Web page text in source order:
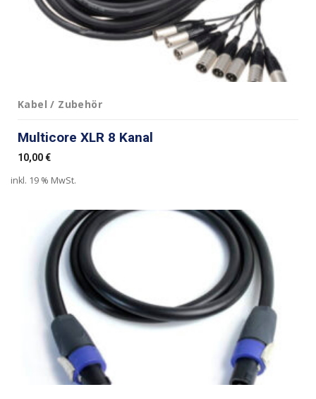
Kabel / Zubehör
Multicore XLR 8 Kanal
10,00€
inkl. 19 % MwSt.